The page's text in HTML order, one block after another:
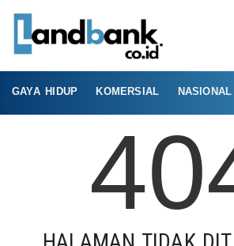
GAYA HIDUP KOMERSIAL NASIONAL